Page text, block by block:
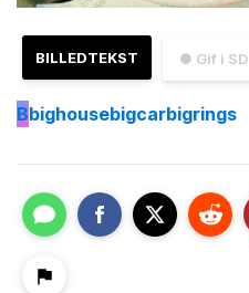
● Gif i SD
BILLEDTEKST
Bbighousebigcarbigrings